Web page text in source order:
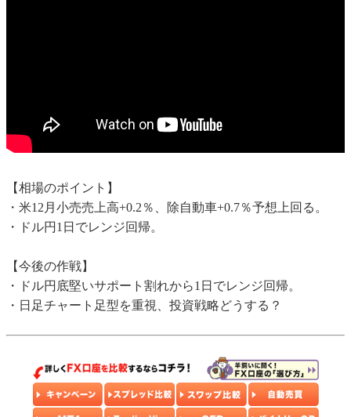
【相場のポイント】
・米12月小売売上高+0.2％、除自動車+0.7％予想上回る。
・ドル円1日でレンジ回帰。
【今後の作戦】
・ドル円底堅いサポート割れから1日でレンジ回帰。
・日足チャート足型を重視、投資戦略どうする？